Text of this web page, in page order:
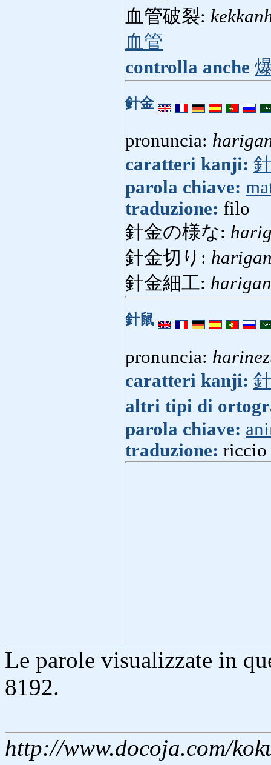
血管破裂:
血管
controlla anche
針金
pronuncia:
caratteri kanji:
parola chiave:
traduzione: filo
針金の様な:
針金切り:
針金細工:
針鼠
pronuncia:
caratteri kanji:
altri tipi di
parola chiave:
traduzione: riccio
Le parole visualizzate in
8192.
http://www.docoja.com/